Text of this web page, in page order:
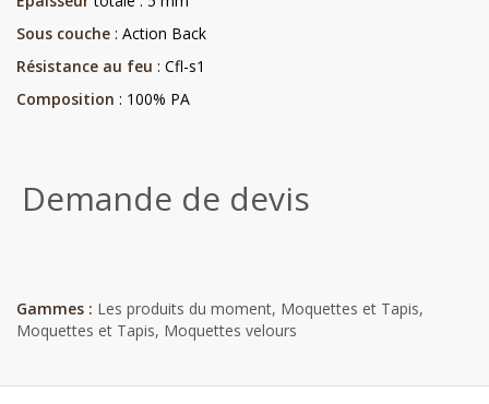
Sous couche : Action Back
Résistance au feu : Cfl-s1
Composition : 100% PA
Demande de devis
Gammes : Les produits du moment, Moquettes et Tapis,
Moquettes et Tapis, Moquettes velours